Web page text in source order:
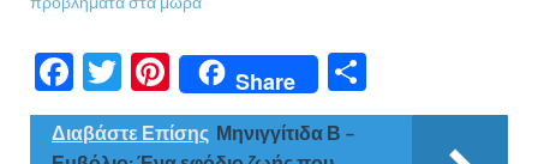
F
ac
e
T
w
itt
Pi
nt
er
Share
οι
Διαβάστε Επίσης Μηνιγγίτιδα Β –